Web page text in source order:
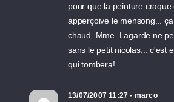
pour que la peinture craque
apperçoive le mensong...
chaud. Mme. Lagarde ne
sans le petit nicolas... c'est
qui tombera!
13/07/2007 11:27 - marco